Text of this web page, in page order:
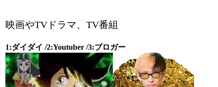
映画やTVドラマ、TV番組
1:ダイダイ /2:Youtuber /3:ブロガー